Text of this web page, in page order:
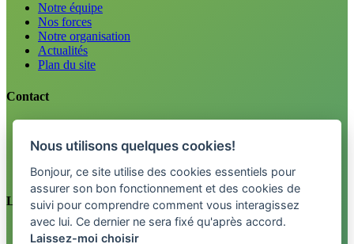
Notre équipe
Nos forces
Notre organisation
Actualités
Plan du site
Contact
Renseignements
Tel. 0800 33 12 34
info@fctpension.swiss
Légal
Mentions légales
Nous utilisons quelques cookies!
Bonjour, ce site utilise des cookies essentiels pour
assurer son bon fonctionnement et des cookies de
suivi pour comprendre comment vous interagissez
avec lui. Ce dernier ne sera fixé qu'après accord.
Laissez-moi choisir